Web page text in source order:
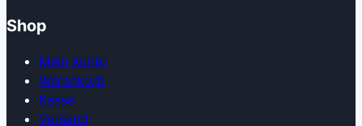
Shop
Mein Konto
Warenkorb
Kasse
Versand